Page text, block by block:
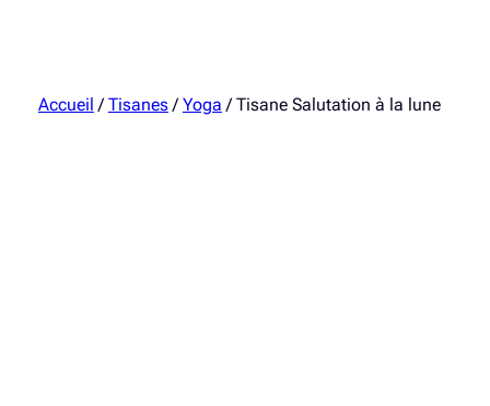
Accueil / Tisanes/ Yoga / Tisane Salutation à la lune